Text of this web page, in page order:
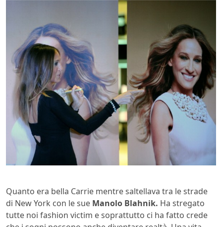
Quanto era bella Carrie mentre saltellava tra le strade
di New York con le sue Manolo Blahnik. Ha stregato
tutte noi fashion victim e soprattutto ci ha fatto crede